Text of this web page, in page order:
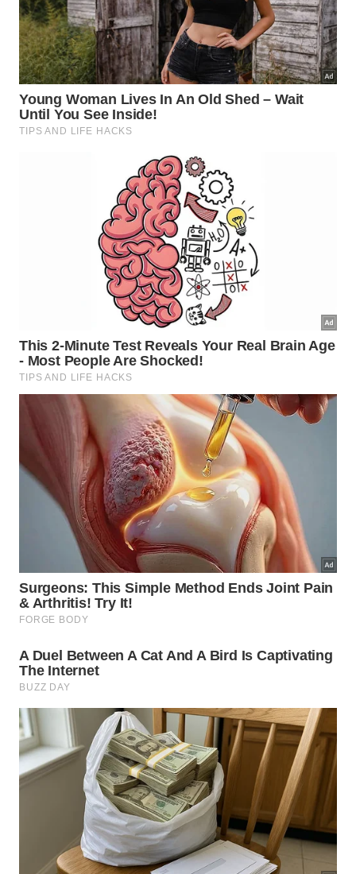
Estabelecer limites digitais e silenciar alertas não
essenciais permite recuperar a produtividade e valorizar as
relações interpessoais reais.
Imagem gerada por inteligência artificial
Essa dinâmica altera a percepção de prioridades,
fazendo com que mensagens irrelevantes pareçam
tão urgentes quanto compromissos sérios ou
momentos de lazer com a família e amigos. O
fortalecimento dessa conexão neural exige um
esforço consciente para reeducar a atenção e
estabelecer limites claros para o uso de ferramentas
digitais em horários inapropriados.